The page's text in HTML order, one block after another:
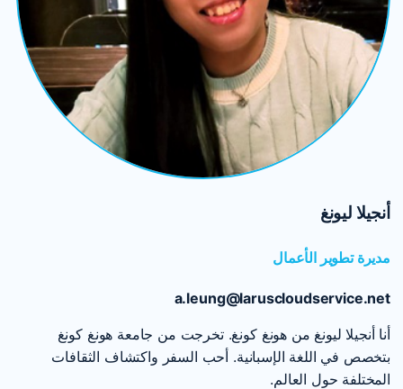
أنجيلا ليونغ
مديرة تطوير الأعمال
a.leung@laruscloudservice.net
أنا أنجيلا ليونغ من هونغ كونغ. تخرجت من جامعة هونغ كونغ
بتخصص في اللغة الإسبانية. أحب السفر واكتشاف الثقافات
المختلفة حول العالم.